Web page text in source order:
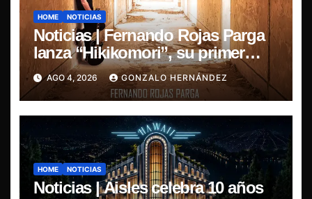
HOME NOTICIAS
Noticias | Fernando Rojas Parga
lanza “Hikikomori”, su primer
disco solista
AGO 4, 2026 GONZALO HERNÁNDEZ
HOME NOTICIAS
Noticias | Aisles celebra 10 años